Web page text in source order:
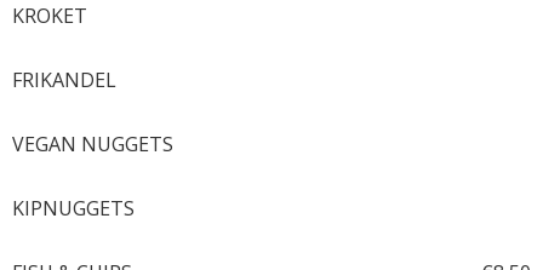
KROKET
FRIKANDEL
VEGAN NUGGETS
KIPNUGGETS